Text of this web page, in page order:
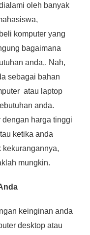
oleh banyak
komputer yang
bagaimana
anda,. Nah,
sebagai bahan
atau laptop
anda.
harga tinggi
ketika anda
kekurangannya,
mungkin.
keinginan anda
desktop atau